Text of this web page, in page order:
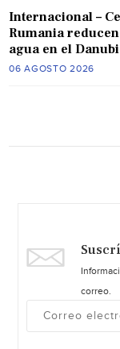
Internacional –
Rumania
agua en el
06 AGOSTO 2026
correo.